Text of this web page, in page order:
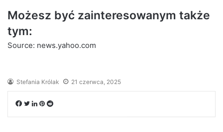
Możesz być zainteresowanym także
tym:
Source: news.yahoo.com
Stefania Królak 21 czerwca, 2025
Facebook
Twitter
LinkedIn
Pinterest
Reddit